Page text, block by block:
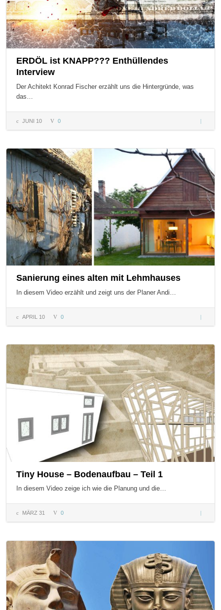
ERDÖL ist KNAPP??? Enthüllendes
Interview
Der Achitekt Konrad Fischer erzählt uns die Hintergründe, was
das…
JUNI 10 0
Sanierung eines alten mit Lehmhauses
In diesem Video erzählt und zeigt uns der Planer Andi…
APRIL 10 0
eines
Tiny House – Bodenaufbau – Teil 1
In diesem Video zeige ich wie die Planung und die…
MÄRZ 31 0
–